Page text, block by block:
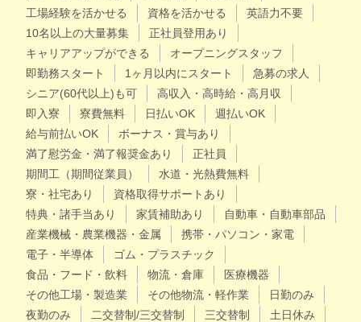
工場経験を活かせる
資格を活かせる
英語力不要
10名以上の大量募集
正社員登用あり
キャリアアップができる
オープニングスタッフ
即勤務スタート
1ヶ月以内にスタート
急募の求人
シニア(60代以上)も可
高収入・高時給・高月収
即入寮
寮費無料 日払いOK
週払いOK
給与前払いOK
ボーナス・賞与あり
満了慰労金・満了報奨金あり
正社員
期間工（期間従業員）
水道・光熱費無料
寮・社宅あり
資格取得サポートあり
特典・諸手当あり
家賃補助あり
自動車・自動車部品
産業機械・農業機器・金属
携帯・パソコン・家電
電子・半導体
ゴム・プラスチック
食品・フード・飲料
物流・倉庫
医療機器
その他工場・製造業
その他物流・軽作業
日勤のみ
夜勤のみ
二交替制/三交替制 三交替制
土日休み